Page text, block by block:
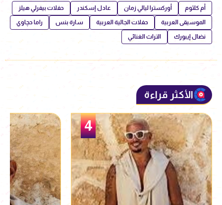
أم كلثوم أوركسترا ليالي زمان عادل إسكندر حفلات بيفرلي هيلز
الموسيقى العربية حفلات الجالية العربية سارة بنس راما حچاوي
نضال إيبورك التراث الغنائي
الأكثر قراءة
4
5